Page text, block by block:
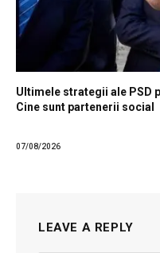
Ultimele strategii ale PSD
Cine sunt partenerii social
07/08/2026
LEAVE A REPLY